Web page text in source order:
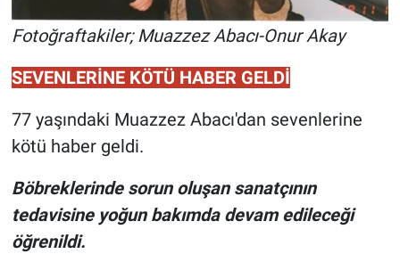
Fotoğraftakiler; Muazzez Abacı-Onur Akay
SEVENLERİNE KÖTÜ HABER GELDİ
77 yaşındaki Muazzez Abacı'dan sevenlerine
kötü haber geldi.
Böbreklerinde sorun oluşan sanatçının
tedavisine yoğun bakımda devam edileceği
öğrenildi.